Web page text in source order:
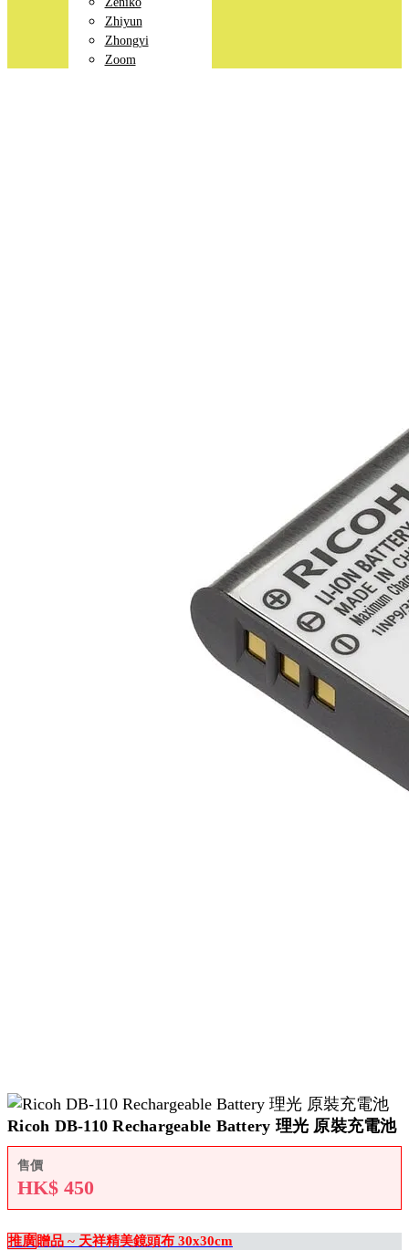
Zhiyun
Zhongyi
Zoom
Ricoh DB-110 Rechargeable Battery 理光 原裝充電池
售價
HK$ 450
推廣贈品 ~ 天祥精美鏡頭布 30x30cm